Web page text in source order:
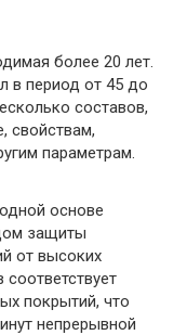
более 20 лет.
в период от 45 до
составов,
свойствам,
параметрам.
основе
защиты
от высоких
покрытий, что
непрерывной